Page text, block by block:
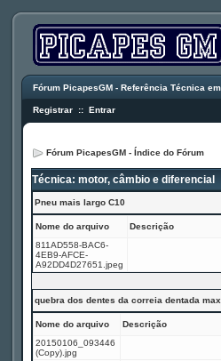
Fórum PicapesGM - Referência Técnica
Registrar :: Entrar
Fórum PicapesGM - Índice do Fórum
Técnica: motor, câmbio e diferencial
Pneu mais largo C10
Nome do arquivo
Descrição
811AD558-BAC6-
4EB9-AFCE-
A92DD4D27651.jpeg
quebra dos dentes da correia dentada
Nome do arquivo
Descrição
20150106_093446
(Copy).jpg